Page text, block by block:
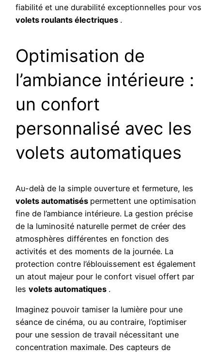
fiabilité et une durabilité exceptionnelles pour vos
volets roulants électriques .
Optimisation de
l’ambiance intérieure :
un confort
personnalisé avec les
volets automatiques
Au-delà de la simple ouverture et fermeture, les
volets automatisés permettent une optimisation
fine de l’ambiance intérieure. La gestion précise
de la luminosité naturelle permet de créer des
atmosphères différentes en fonction des
activités et des moments de la journée. La
protection contre l’éblouissement est également
un atout majeur pour le confort visuel offert par
les volets automatiques .
Imaginez pouvoir tamiser la lumière pour une
séance de cinéma, ou au contraire, l’optimiser
pour une session de travail nécessitant une
concentration maximale. Des capteurs de